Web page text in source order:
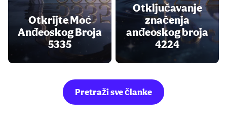
Otkrijte Moć
Anđeoskog Broja
5335
Otključavanje
značenja
anđeoskog broja
4224
Pretraži sve članke